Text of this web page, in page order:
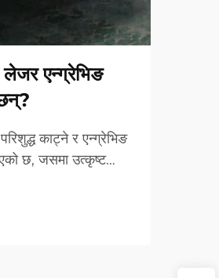
एन्ग्रेभिङ
काट्ने र एन्ग्रेभिङ
छ, जसमा उत्कृष्ट
अग्रणी भएका छन्। यी